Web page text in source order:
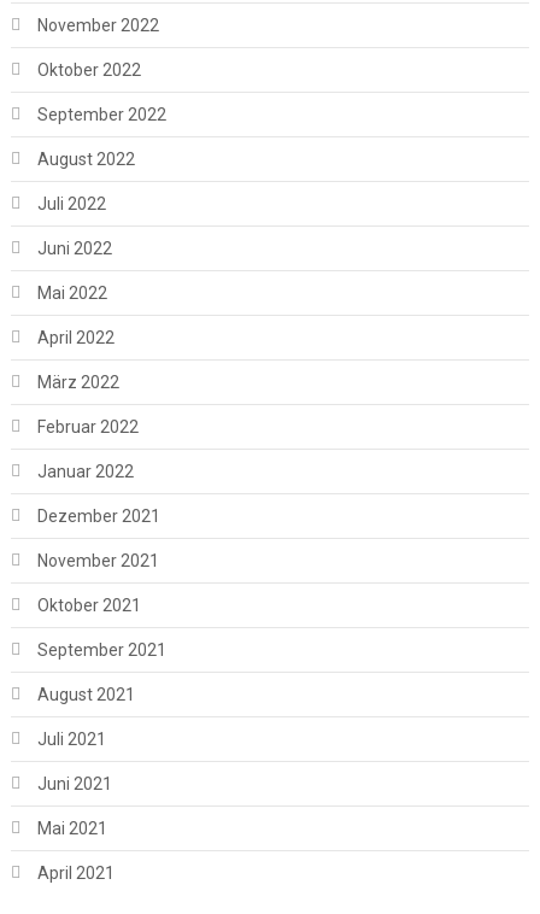
November 2022
Oktober 2022
September 2022
August 2022
Juli 2022
Juni 2022
Mai 2022
April 2022
März 2022
Februar 2022
Januar 2022
Dezember 2021
November 2021
Oktober 2021
September 2021
August 2021
Juli 2021
Juni 2021
Mai 2021
April 2021